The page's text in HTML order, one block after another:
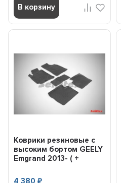
В корзину
Коврики резиновые с
высоким бортом GEELY
Emgrand 2013- ( +
4 380₽